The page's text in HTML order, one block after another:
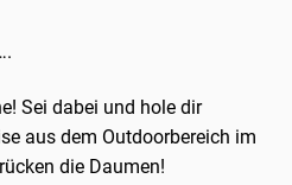
Sei dabei und hole dir
aus dem Outdoorbereich im
die Daumen!